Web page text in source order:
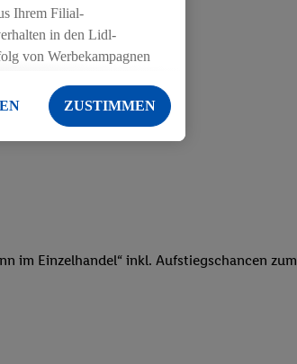
im Einzelhandel“ inkl. Aufstiegschancen zum
Ihrem Filial-
in den Lidl-
von Werbekampagnen
von anderen Diensten
der Lidl-Dienste,
oder Geschlecht -
einschließlich dem
von Zielgruppen
Verarbeitungen auch
von Angeboten sowie
bzw. sich in Ihr
ZUSTIMMEN